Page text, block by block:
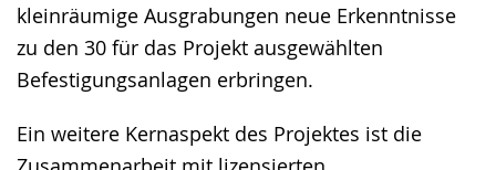
kleinräumige Ausgrabungen neue Erkenntnisse
zu den 30 für das Projekt ausgewählten
Befestigungsanlagen erbringen.
Ein weitere Kernaspekt des Projektes ist die